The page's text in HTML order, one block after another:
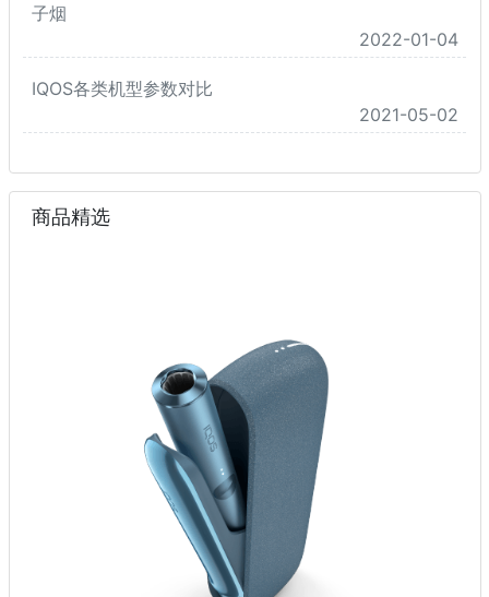
子烟
2022-01-04
IQOS各类机型参数对比
2021-05-02
商品精选